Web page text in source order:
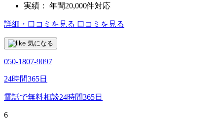
実績：
年間20,000件対応
詳細・口コミを見る 口コミを見る
気になる
050-1807-9097
24時間365日
電話で無料相談24時間365日
6